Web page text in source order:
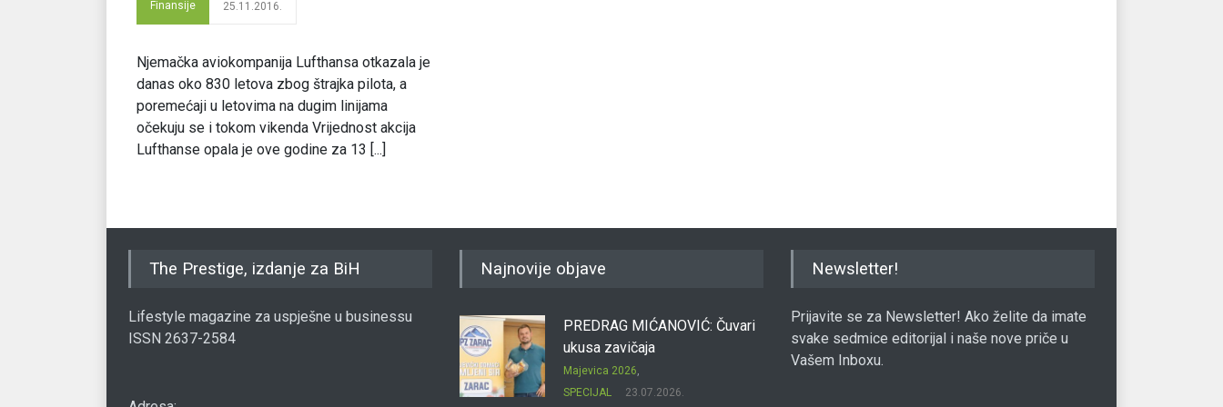
Finansije 25.11.2016.
Njemačka aviokompanija Lufthansa otkazala je
danas oko 830 letova zbog štrajka pilota, a
poremećaji u letovima na dugim linijama
očekuju se i tokom vikenda Vrijednost akcija
Lufthanse opala je ove godine za 13 [...]
The Prestige, izdanje za BiH
Lifestyle magazine za uspješne u businessu
ISSN 2637-2584
Najnovije objave
PREDRAG MIĆANOVIĆ: Čuvari
ukusa zavičaja
Majevica 2026,
SPECIJAL
23.07.2026.
Newsletter!
Prijavite se za Newsletter! Ako želite da imate
svake sedmice editorijal i naše nove priče u
Vašem Inboxu.